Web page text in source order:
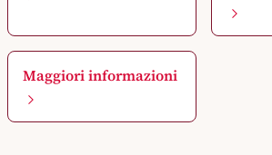
Maggiori informazioni